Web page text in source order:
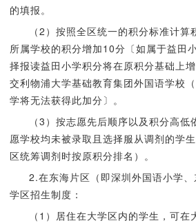
的填报。
（2）按照全区统一的积分标准计
所属学校的积分增加10分〔如属于益田
择报读益田小学积分将在原积分基础上
交利物浦大学基础教育集团外国语学校
学将无法获得此加分〕。
（3）按志愿先后顺序以及积分高
愿学校均未被录取且选择服从调剂的学
区统筹调剂时按原积分排名）。
2.在东海片区（即深圳外国语小学
学区招生制度：
（1）居住在大学区内的学生，可